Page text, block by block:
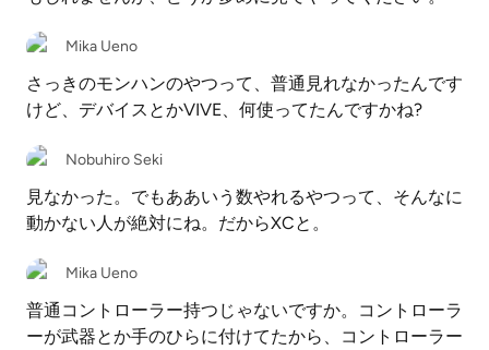
Mika Ueno
さっきのモンハンのやつって、普通見れなかったんです
けど、デバイスとかVIVE、何使ってたんですかね?
Nobuhiro Seki
見なかった。でもああいう数やれるやつって、そんなに
動かない人が絶対にね。だからXCと。
Mika Ueno
普通コントローラー持つじゃないですか。コントローラ
ーが武器とか手のひらに付けてたから、コントローラー